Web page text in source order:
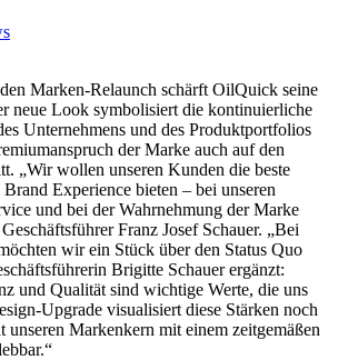
Marken-Relaunch schärft OilQuick seine
neue Look symbolisiert die kontinuierliche
Unternehmens und des Produktportfolios
der Marke auch auf den
„Wir wollen unseren Kunden die beste
Experience bieten – bei unseren
und bei der Wahrnehmung der Marke
Franz Josef Schauer. „Bei
wir ein Stück über den Status Quo
Brigitte Schauer ergänzt:
und Qualität sind wichtige Werte, die uns
Upgrade visualisiert diese Stärken noch
unseren Markenkern mit einem zeitgemäßen